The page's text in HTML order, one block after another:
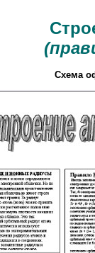
Схема